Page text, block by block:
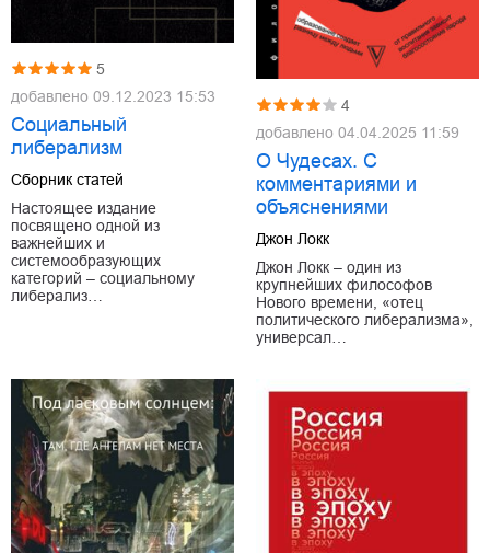
5
добавлено 09.12.2023 15:53
Социальный
либерализм
Сборник статей
Настоящее издание
посвящено одной из
важнейших и
системообразующих
категорий – социальному
либерализ…
4
добавлено 04.04.2025 11:59
О Чудесах. С
комментариями и
объяснениями
Джон Локк
Джон Локк – один из
крупнейших философов
Нового времени, «отец
политического либерализма»,
универсал…